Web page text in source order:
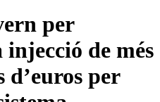
per
de més
d’euros per